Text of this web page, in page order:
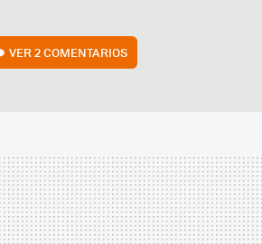
VER2 COMENTARIOS